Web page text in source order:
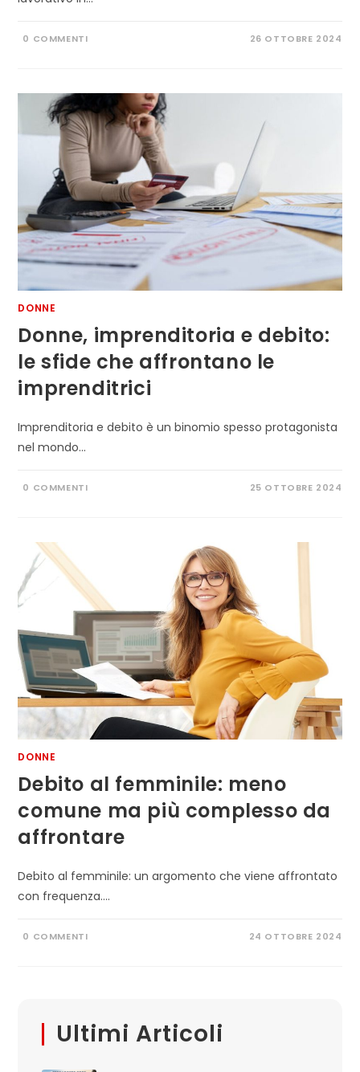
0 COMMENTI 26 OTTOBRE 2024
DONNE
Donne, imprenditoria e debito:
le sfide che affrontano le
imprenditrici
Imprenditoria e debito è un binomio spesso protagonista
nel mondo…
0 COMMENTI 25 OTTOBRE 2024
DONNE
Debito al femminile: meno
comune ma più complesso da
affrontare
Debito al femminile: un argomento che viene affrontato
con frequenza.…
0 COMMENTI 24 OTTOBRE 2024
Ultimi Articoli